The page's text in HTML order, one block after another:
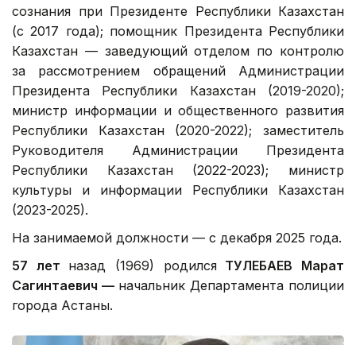
сознания при Президенте Республики Казахстан
(с 2017 года); помощник Президента Республики
Казахстан — заведующий отделом по контролю
за рассмотрением обращений Администрации
Президента Республики Казахстан (2019-2020);
министр информации и общественного развития
Республики Казахстан (2020-2022); заместитель
Руководителя Администрации Президента
Республики Казахстан (2022-2023); министр
культуры и информации Республики Казахстан
(2023-2025).
На занимаемой должности — с декабря 2025 года.
57 лет назад (1969) родилсяТУЛЕБАЕВ Марат
Сагинтаевич — начальник Департамента полиции
города Астаны.